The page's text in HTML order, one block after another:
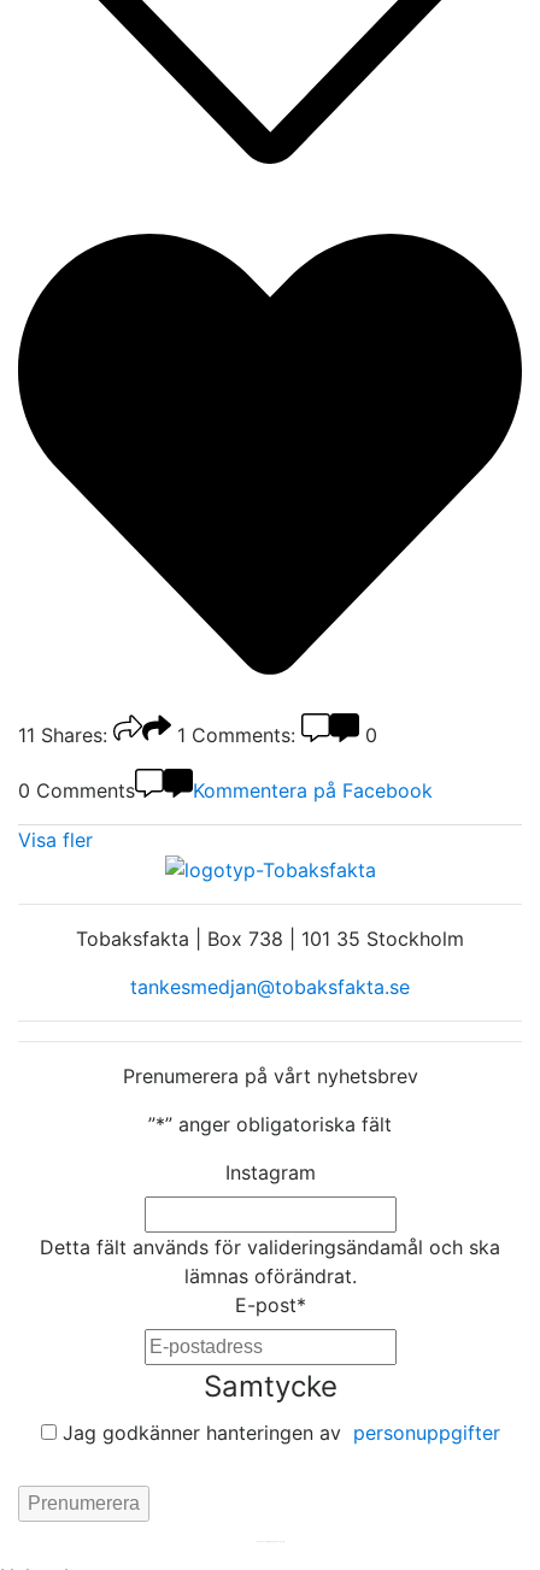
11 Shares: 1 Comments: 0
0 Comments Kommentera på Facebook
Visa fler
Tobaksfakta | Box 738 | 101 35 Stockholm
tankesmedjan@tobaksfakta.se
Prenumerera på vårt nyhetsbrev
”*” anger obligatoriska fält
Instagram
Detta fält används för valideringsändamål och ska
lämnas oförändrat.
E-post*
Samtycke
Jag godkänner hanteringen av personuppgifter